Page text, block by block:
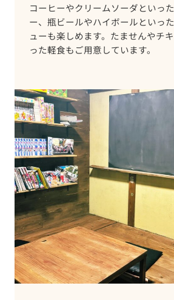
コーヒーやクリームソーダといっ
ー、瓶ビールやハイボールといっ
ューも楽しめます。たませんやチ
った軽食もご用意しています。